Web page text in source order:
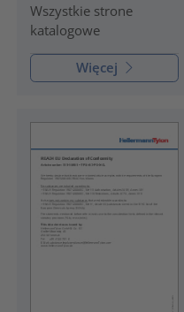
Wszystkie strone
katalogowe
Więcej